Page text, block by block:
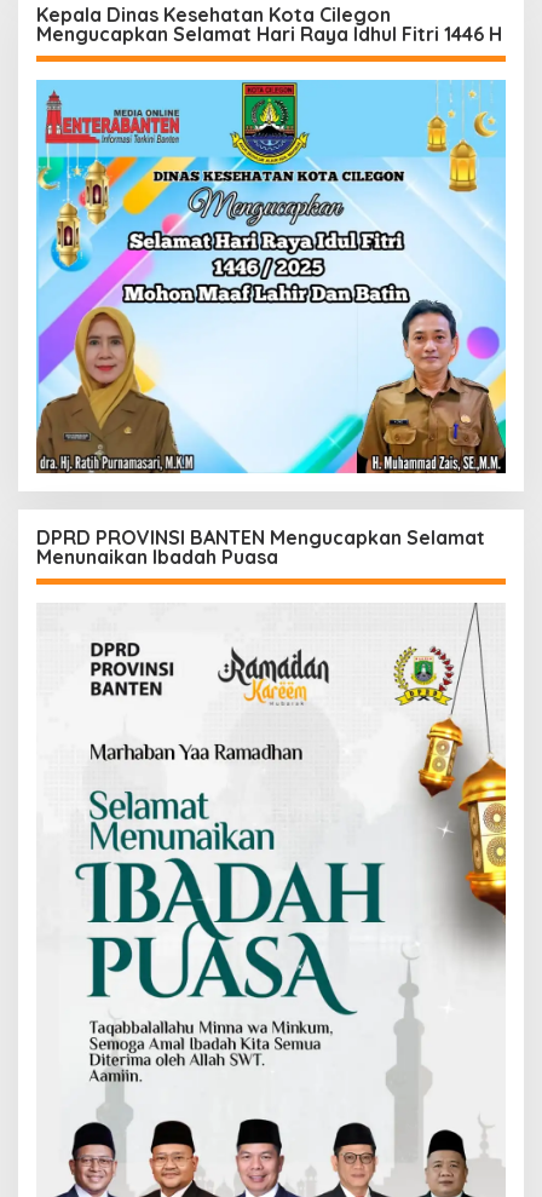
Kepala Dinas Kesehatan Kota Cilegon
Mengucapkan Selamat Hari Raya Idhul Fitri 1446 H
DPRD PROVINSI BANTEN Mengucapkan Selamat
Menunaikan Ibadah Puasa